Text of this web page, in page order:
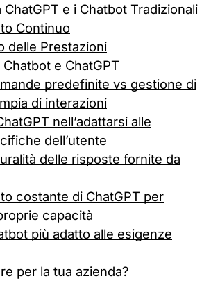
e i Chatbot Tradizionali
Continuo
delle Prestazioni
e ChatGPT
predefinite vs gestione di
di interazioni
nell’adattarsi alle
dell’utente
delle risposte fornite da
costante di ChatGPT per
capacità
più adatto alle esigenze
per la tua azienda?